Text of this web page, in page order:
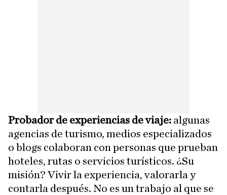
Probador de experiencias de viaje: algunas
agencias de turismo, medios especializados
o blogs colaboran con personas que prueban
hoteles, rutas o servicios turísticos. ¿Su
misión? Vivir la experiencia, valorarla y
contarla después. No es un trabajo al que se